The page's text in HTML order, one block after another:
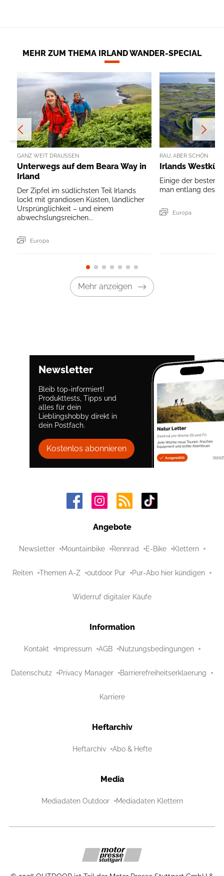
MEHR ZUM THEMA IRLAND WANDER-SPECIAL
GANZ WEIT DRAUSSEN
Unterwegs auf dem Beara Way in
Irland
Der Zipfel im südlichsten Teil Irlands
lockt mit grandiosen Küsten, ländlicher
Ursprünglichkeit – und einem
abwechslungsreichen...
Europa
RAU, ABER SCHÖN
Irlands
Einige der besten
man entlang des
Europa
Mehr anzeigen
Newsletter
Bleib top-informiert!
Produkttests, Tipps und
alles für dein
Lieblingshobby direkt in
dein Postfach.
Kostenlos abonnieren
Angebote
Newsletter Mountainbike Rennrad E-Bike Klettern
Reiten Themen A-Z outdoor Pur Pur-Abo hier kündigen
Widerruf digitaler Käufe
Information
Kontakt Impressum AGB Nutzungsbedingungen
Datenschutz Privacy Manager Barrierefreiheitserklaerung
Karriere
Heftarchiv
Heftarchiv Abo & Hefte
Media
Mediadaten Outdoor Mediadaten Klettern